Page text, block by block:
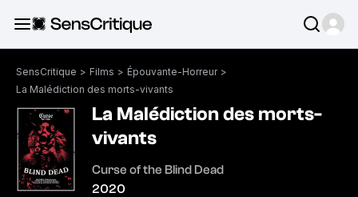
SensCritique > Films > Épouvante-Horreur >
La Malédiction des morts-vivants
La Malédiction des morts-
vivants
Curse of the Blind Dead
2020